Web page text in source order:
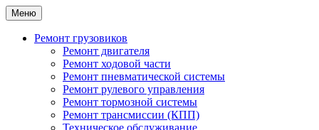
Меню
Ремонт грузовиков
Ремонт двигателя
Ремонт ходовой части
Ремонт пневматической системы
Ремонт рулевого управления
Ремонт тормозной системы
Ремонт трансмиссии (КПП)
Техническое обслуживание